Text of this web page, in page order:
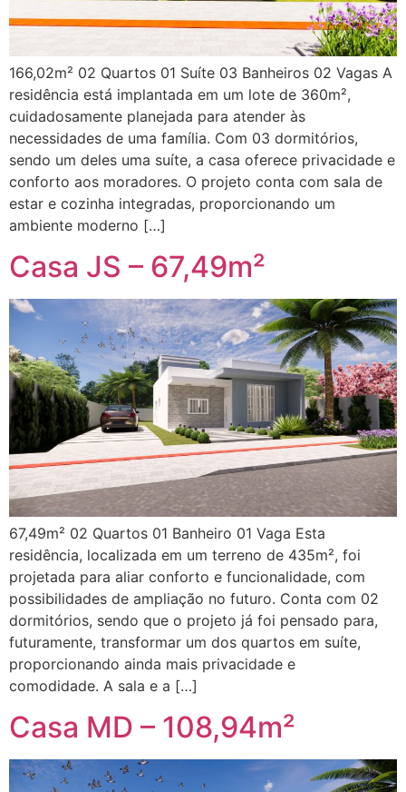
166,02m² 02 Quartos 01 Suíte 03 Banheiros 02 Vagas A
residência está implantada em um lote de 360m²,
cuidadosamente planejada para atender às
necessidades de uma família. Com 03 dormitórios,
sendo um deles uma suíte, a casa oferece privacidade e
conforto aos moradores. O projeto conta com sala de
estar e cozinha integradas, proporcionando um
ambiente moderno […]
Casa JS – 67,49m²
67,49m² 02 Quartos 01 Banheiro 01 Vaga Esta
residência, localizada em um terreno de 435m², foi
projetada para aliar conforto e funcionalidade, com
possibilidades de ampliação no futuro. Conta com 02
dormitórios, sendo que o projeto já foi pensado para,
futuramente, transformar um dos quartos em suíte,
proporcionando ainda mais privacidade e
comodidade. A sala e a […]
Casa MD – 108,94m²